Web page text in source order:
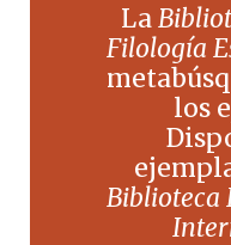
La
Filología
los
Biblioteca